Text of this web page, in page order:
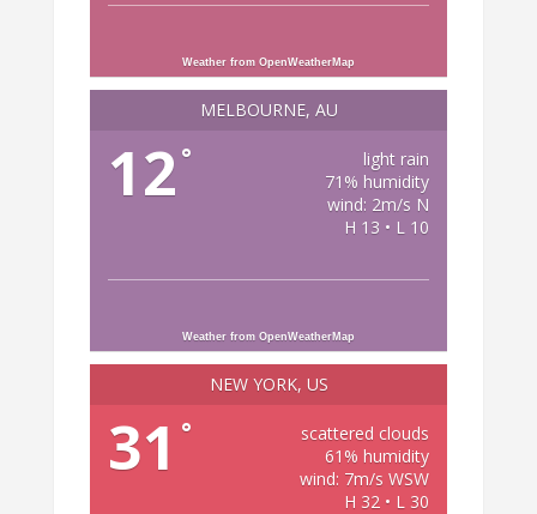
Weather from OpenWeatherMap
MELBOURNE, AU
12 °
light rain
71% humidity
wind: 2m/s N
H 13 • L 10
Weather from OpenWeatherMap
NEW YORK, US
31 °
scattered clouds
61% humidity
wind: 7m/s WSW
H 32 • L 30